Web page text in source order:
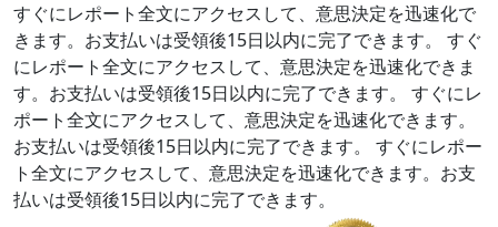
すぐにレポート全文にアクセスして、意思決定を迅速化で
きます。お支払いは受領後15日以内に完了できます。
すぐ
にレポート全文にアクセスして、意思決定を迅速化できま
す。お支払いは受領後15日以内に完了できます。
すぐにレ
ポート全文にアクセスして、意思決定を迅速化できます。
お支払いは受領後15日以内に完了できます。
すぐにレポー
ト全文にアクセスして、意思決定を迅速化できます。お支
払いは受領後15日以内に完了できます。